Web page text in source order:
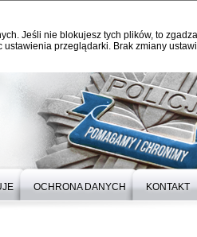
Jeśli nie blokujesz tych plików, to
przeglądarki. Brak zmiany
OCHRONA DANYCH KONTAKT